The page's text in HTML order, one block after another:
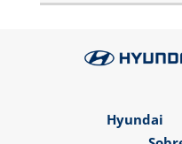
Hyundai